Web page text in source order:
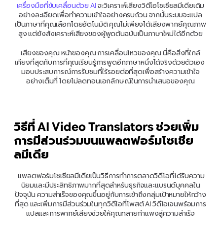
เครื่องมือที่ขับเคลื่อนด้วย AI จะวิเคราะห์เสียงวิดีโอโซเชียลมีเดียเดิม
อย่างละเอียดเพื่อทำความเข้าใจอย่างครบถ้วน จากนั้นระบบจะแปล
เป็นภาษาที่คุณเลือกโดยอัตโนมัติ คุณไม่เพียงได้เสียงพากย์คุณภาพ
สูง แต่ยังสังเคราะห์เสียงของผู้พูดต้นฉบับเป็นภาษาใหม่ได้อีกด้วย
เสียงของคุณ หน้าของคุณ การเคลื่อนไหวของคุณ นี่คือสิ่งที่ใกล้
เคียงที่สุดกับการที่คุณเรียนรู้การพูดอีกภาษาหนึ่งได้จริงด้วยตัวเอง
มอบประสบการณ์การรับชมที่ไร้รอยต่อที่สุดเพื่อสร้างความเข้าใจ
อย่างเต็มที่ โดยไม่ลดทอนเอกลักษณ์ในการนำเสนอของคุณ
วิธีที่ AI Video Translators ช่วยเพิ่ม
การมีส่วนร่วมบนแพลตฟอร์มโซเชีย
ลมีเดีย
แพลตฟอร์มโซเชียลมีเดียเป็นวิธีการทำการตลาดวิดีโอที่ได้รับความ
นิยมและมีประสิทธิภาพมากที่สุดสำหรับธุรกิจและแบรนด์บุคคลใน
ปัจจุบัน ความสำเร็จของคุณขึ้นอยู่กับการเข้าถึงกลุ่มเป้าหมายให้กว้าง
ที่สุด และเพิ่มการมีส่วนร่วมในทุกวิดีโอที่โพสต์ AI วิดีโอเจนพร้อมการ
แปลและการพากย์เสียงช่วยให้คุณทลายกำแพงสู่ความสำเร็จ